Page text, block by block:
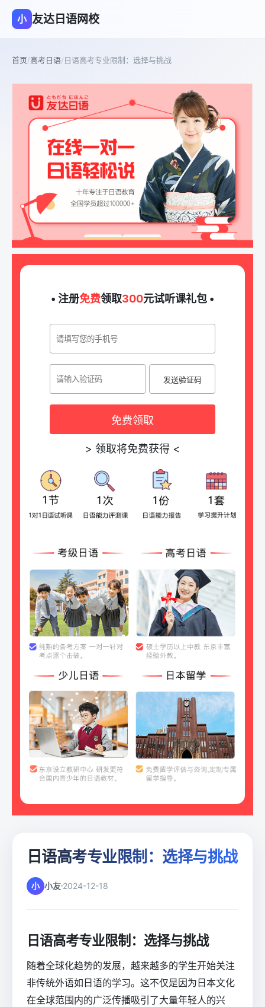
小 友达日语网校
首页/高考日语/日语高考专业限制：选择与挑战
• 注册免费领取300元试听课礼包 •
发送验证码
免费领取
> 领取将免费获得 <
日语高考专业限制：选择与挑战
小 小友 2024-12-18
日语高考专业限制：选择与挑战
随着全球化趋势的发展，越来越多的学生开始关注
非传统外语如日语的学习。这不仅是因为日本文化
在全球范围内的广泛传播吸引了大量年轻人的兴